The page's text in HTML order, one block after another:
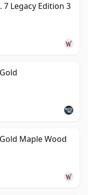
7 Legacy Edition 3
Maple Wood